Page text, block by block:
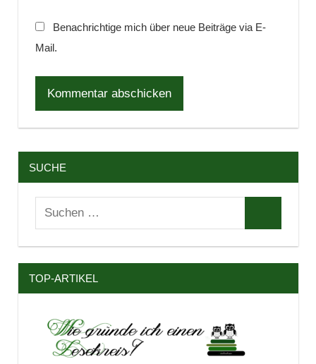
Benachrichtige mich über neue Beiträge via E-
Mail.
SUCHE
Suchen
TOP-ARTIKEL